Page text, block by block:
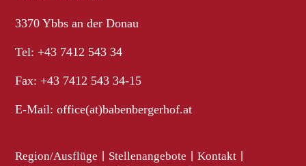
3370 Ybbs an der Donau
Tel: +43 7412 543 34
Fax: +43 7412 543 34-15
E-Mail:office(at)babenbergerhof.at
Region/Ausflüge Stellenangebote Kontakt